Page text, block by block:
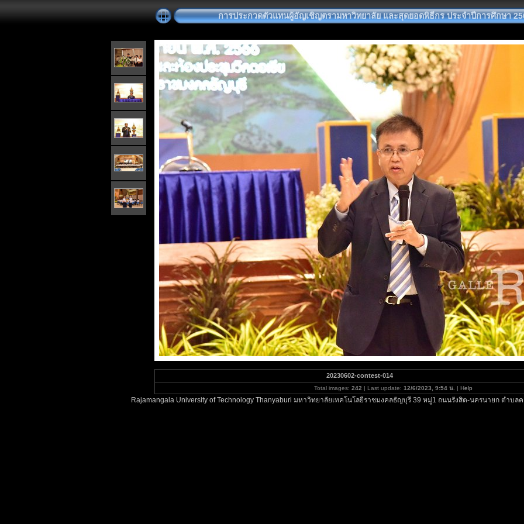
การประกวดตัวแทนผู้อัญเชิญตรามหาวิทยาลัย และสุดยอดพิธีกร ประจำปีการศึกษา
20230602-contest-014
Total images: 242 | Last update: 12/6/2023, 9:54 น. | Help
Rajamangala University of Technology Thanyaburi มหาวิทยาลัยเทคโนโลยีราชมงคลธัญบุรี 39 หมู่1 ถนนรังสิต-นครนายก ตำบ